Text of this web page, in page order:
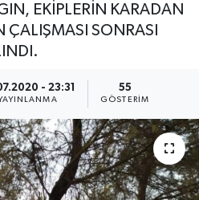
EKİPLERİN KARADAN
SONRASI
- 23:31 55
GÖSTERIM